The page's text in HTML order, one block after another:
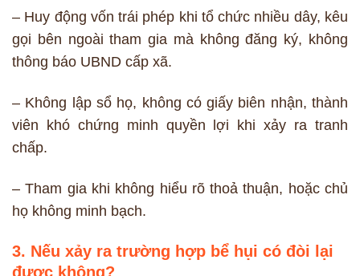
– Huy động vốn trái phép khi tổ chức nhiều dây, kêu
gọi bên ngoài tham gia mà không đăng ký, không
thông báo UBND cấp xã.
– Không lập sổ họ, không có giấy biên nhận, thành
viên khó chứng minh quyền lợi khi xảy ra tranh
chấp.
– Tham gia khi không hiểu rõ thoả thuận, hoặc chủ
họ không minh bạch.
3. Nếu xảy ra trường hợp bể hụi có đòi lại
được không?